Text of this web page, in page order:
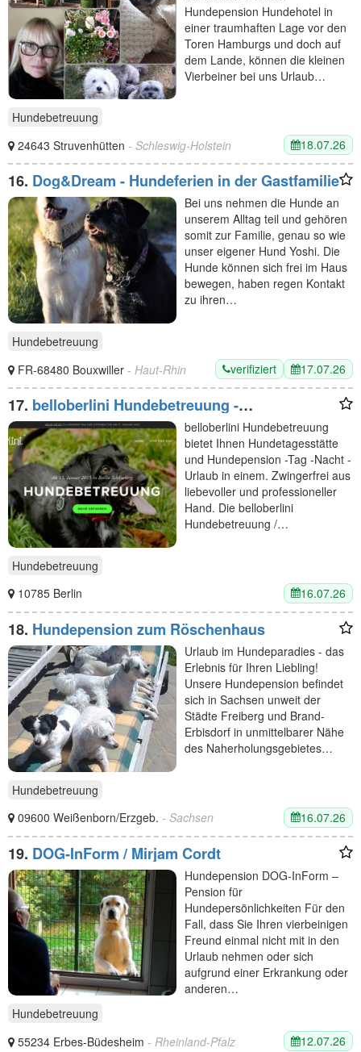
Hundepension Hundehotel in
einer traumhaften Lage vor den
Toren Hamburgs und doch auf
dem Lande, können die kleinen
Vierbeiner bei uns Urlaub…
Hundebetreuung
24643 Struvenhütten - Schleswig-Holstein 18.07.26
16. Dog&Dream - Hundeferien in der Gastfamilie
Bei uns nehmen die Hunde an
unserem Alltag teil und gehören
somit zur Familie, genau so wie
unser eigener Hund Yoshi. Die
Hunde können sich frei im Haus
bewegen, haben regen Kontakt
zu ihren…
Hundebetreuung
FR-68480 Bouxwiller - Haut-Rhin verifiziert 17.07.26
17. belloberlini Hundebetreuung -
Hundepension Berlin
belloberlini Hundebetreuung
bietet Ihnen Hundetagesstätte
und Hundepension -Tag -Nacht -
Urlaub in einem. Zwingerfrei aus
liebevoller und professioneller
Hand. Die belloberlini
Hundebetreuung /…
Hundebetreuung
10785 Berlin
16.07.26
18. Hundepension zum Röschenhaus
Urlaub im Hundeparadies - das
Erlebnis für Ihren Liebling!
Unsere Hundepension befindet
sich in Sachsen unweit der
Städte Freiberg und Brand-
Erbisdorf in unmittelbarer Nähe
des Naherholungsgebietes…
Hundebetreuung
09600 Weißenborn/Erzgeb. - Sachsen 16.07.26
19. DOG-InForm / Mirjam Cordt
Hundepension DOG-InForm –
Pension für
Hundepersönlichkeiten Für den
Fall, dass Sie Ihren vierbeinigen
Freund einmal nicht mit in den
Urlaub nehmen oder sich
aufgrund einer Erkrankung oder
anderen…
Hundebetreuung
55234 Erbes-Büdesheim - Rheinland-Pfalz 12.07.26